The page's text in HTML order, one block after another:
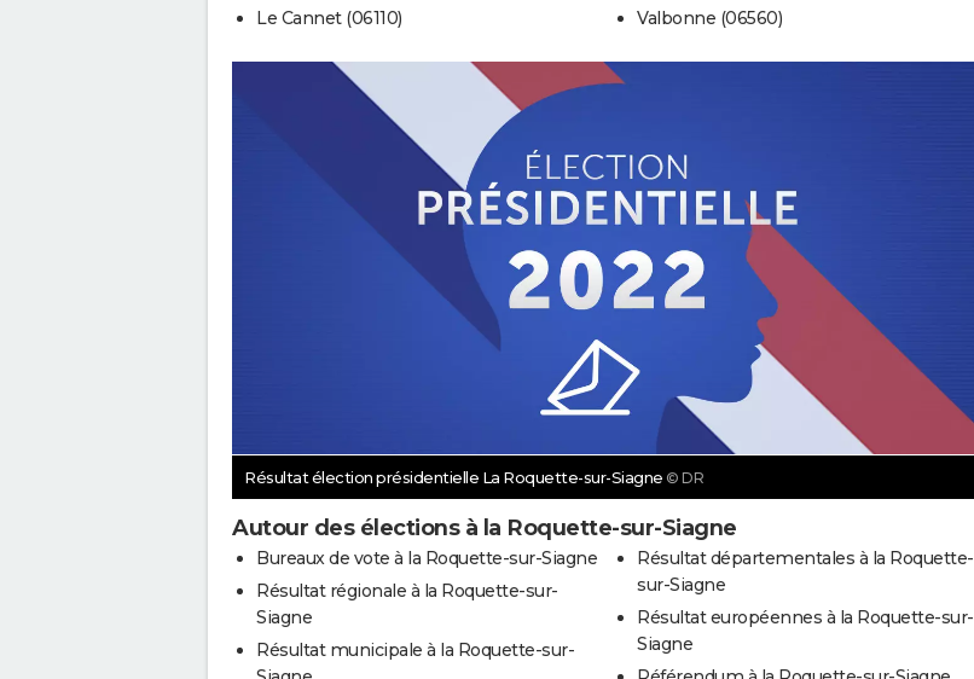
Le Cannet (06110)
Valbonne (06560)
Résultat élection présidentielle La Roquette-sur-Siagne © DR
Autour des élections à la Roquette-sur-Siagne
Bureaux de vote à la Roquette-sur-Siagne
Résultat régionale à la Roquette-sur-
Siagne
Résultat municipale à la Roquette-sur-
Résultat départementales à la Roquette-
sur-Siagne
Résultat européennes à la Roquette-sur-
Siagne